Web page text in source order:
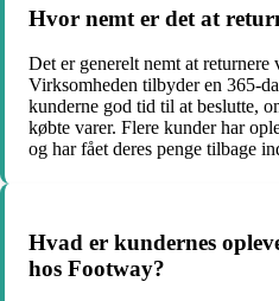
Hvor nemt er det at
Det er generelt nemt at returnere
Virksomheden tilbyder en 365-
kunderne god tid til at beslutte,
købte varer. Flere kunder har
og har fået deres penge tilbage
Hvad er kundernes
hos Footway?